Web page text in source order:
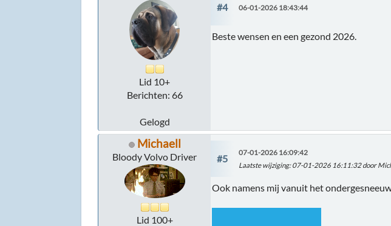
Lid 10+
Berichten: 66
Gelogd
#4 06-01-2026 18:43:44
Beste wensen en een gezond 2026.
Michaell
Bloody Volvo Driver
Lid 100+
#5
07-01-2026 16:09:42
Laatste wijziging: 07-01-2026 16:11:32 door
Ook namens mij vanuit het